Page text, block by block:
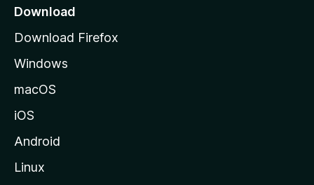
o
e
M
i
l
Download
Download Firefox
Windows
macOS
iOS
Android
Linux